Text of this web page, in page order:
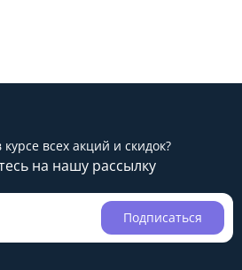
всех акций и скидок?
на нашу рассылку
Подписаться